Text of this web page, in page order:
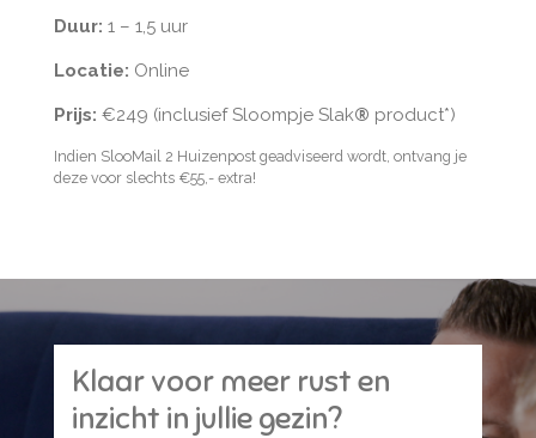
Duur: 1 – 1,5 uur
Locatie: Online
Prijs: €249 (inclusief Sloompje Slak® product*)
Indien SlooMail 2 Huizenpost geadviseerd wordt, ontvang je
deze voor slechts €55,- extra!
Klaar voor meer rust en
inzicht in jullie gezin?